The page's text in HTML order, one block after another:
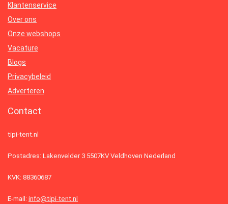
Klantenservice
Over ons
Onze webshops
Vacature
Blogs
Privacybeleid
Adverteren
Contact
tipi-tent.nl
Postadres: Lakenvelder 3 5507KV Veldhoven Nederland
KVK: 88360687
E-mail: info@tipi-tent.nl